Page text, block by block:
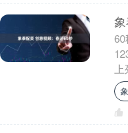
60
上
约